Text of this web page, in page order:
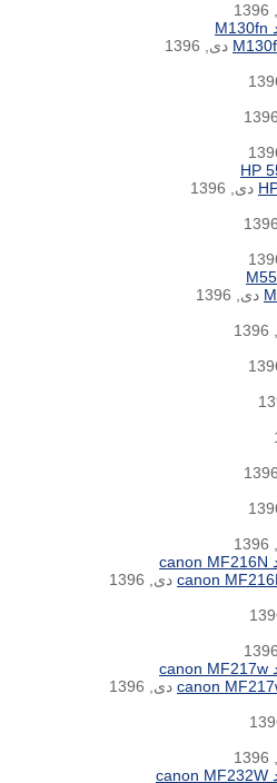
دی, 1396
دی, 1396
دی, 1396
دی, 1396
دی, 1396